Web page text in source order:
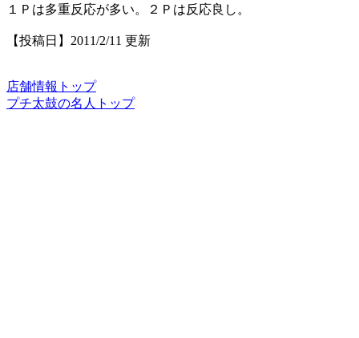
１Ｐは多重反応が多い。２Ｐは反応良し。
【投稿日】2011/2/11 更新
店舗情報トップ
プチ太鼓の名人トップ